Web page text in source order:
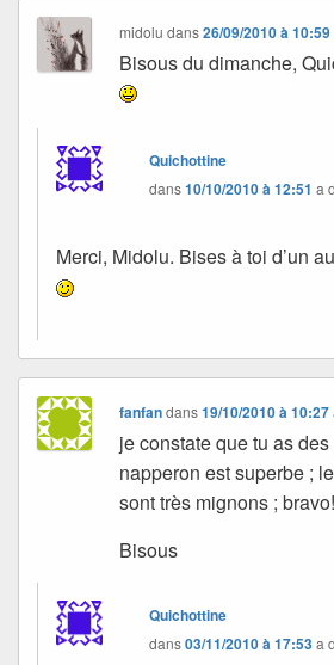
midolu dans26/09/2010 à 10:59
Bisous du dimanche,
Quichottine
dans10/10/2010 à 12:51 a
Merci, Midolu. Bises à toi d’un
fanfandans19/10/2010 à 10:27
je constate que tu as des
napperon est superbe ;
sont très mignons ; bravo!
Bisous
Quichottine
dans03/11/2010 à 17:53a